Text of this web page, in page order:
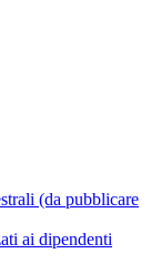
(da pubblicare
ai dipendenti